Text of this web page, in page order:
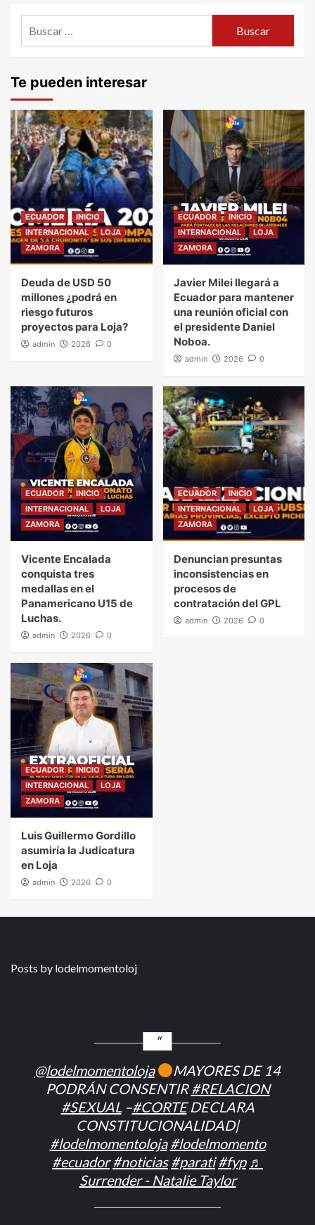
Te pueden interesar
ECUADOR
INICIO
INTERNACIONAL
LOJA
ZAMORA
Deuda de USD 50
millones ¿podrá en
riesgo futuros
proyectos para Loja?
admin 2026 0
ECUADOR
INICIO
INTERNACIONAL
LOJA
ZAMORA
Javier Milei llegará a
Ecuador para mantener
una reunión oficial con
el presidente Daniel
Noboa.
admin 2026 0
ECUADOR
INICIO
INTERNACIONAL
LOJA
ZAMORA
Vicente Encalada
conquista tres
medallas en el
Panamericano U15 de
Luchas.
admin 2026 0
ECUADOR
INICIO
INTERNACIONAL
LOJA
ZAMORA
Denuncian presuntas
inconsistencias en
procesos de
contratación del GPL
admin 2026 0
ECUADOR
INICIO
INTERNACIONAL
LOJA
ZAMORA
Luis Guillermo Gordillo
asumiría la Judicatura
en Loja
admin 2026 0
Posts by lodelmomentoloj
@lodelmomentoloja
MAYORES DE 14
PODRÁN CONSENTIR#RELACION
#SEXUAL–#CORTEDECLARA
CONSTITUCIONALIDAD|
#lodelmomentoloja #lodelmomento
#ecuador #noticias #parati #fyp ♬
Surrender - Natalie Taylor